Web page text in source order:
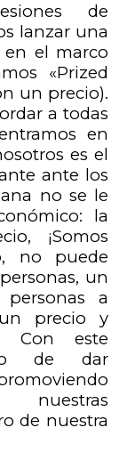
de
lanzar una
en el marco
«Prized
un precio).
a todas
en
es el
ante los
no se le
la
¡Somos
no puede
un
a
un precio y
Con este
de dar
nuestras
de nuestra